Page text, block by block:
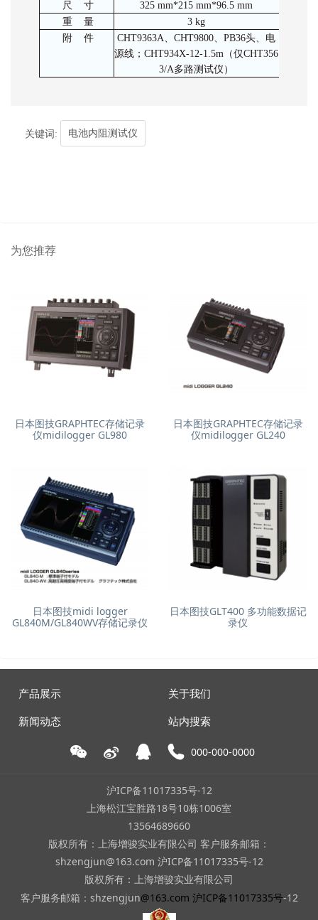
尺 寸
325 mm*215 mm*96.5 mm
重 量
3 kg
附 件
CHT9363A、CHT9800、PB36头、电
源线；CHT934X-12-1.5m（仅CHT356
3/A多路测试仪）
关键词: 电池内阻测试仪
为您推荐
日本图技GRAPHTEC存储记录
仪midilogger GL980
日本图技GRAPHTEC存储记录
仪midilogger GL240
日本图技midi logger
GL840M/GL840WV存储记录仪
日本图技GLT400 多功能数据记
录仪
产品展示
关于我们
新闻动态
站内搜索
000-000-0000
沪ICP备11017335号-12
上海松江宝胜路18号10栋1006室
13564689660
版权所有：上海增骏实业有限公司 客户服务邮箱：
shzengjun@163.com 沪ICP备11017335号-12
版权所有：上海增骏实业有限公司
客户服务邮箱：shzengjun@163.com 沪ICP备11017335号-12